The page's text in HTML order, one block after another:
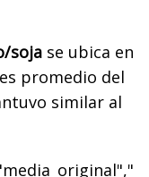
soja se ubica en
promedio del
similar al